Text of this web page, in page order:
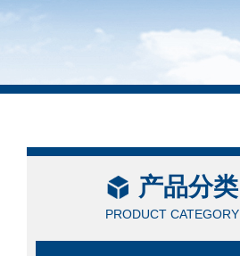
产品分类
PRODUCT CATEGORY